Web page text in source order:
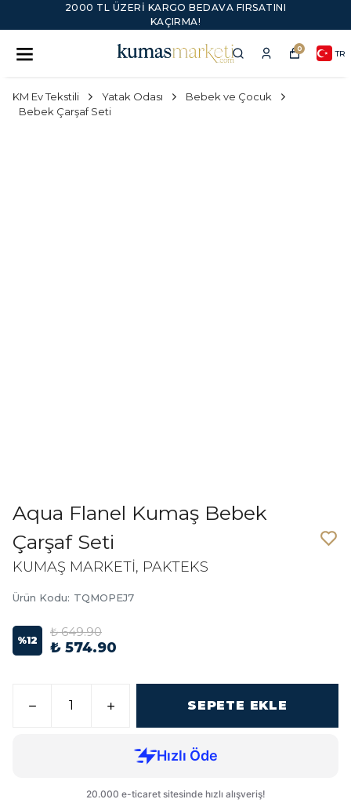
2000 TL ÜZERI KARGO BEDAVA FIRSATINI
KAÇIRMA!
0 TR
KM Ev Tekstili Yatak Odası
Bebek ve Çocuk
Bebek Çarşaf Seti
Aqua Flanel Kumaş Bebek
Çarşaf Seti
KUMAŞ MARKETİ, PAKTEKS
Ürün Kodu: TQMOPEJ7
%12
₺ 649.90
₺ 574.90
SEPETE EKLE